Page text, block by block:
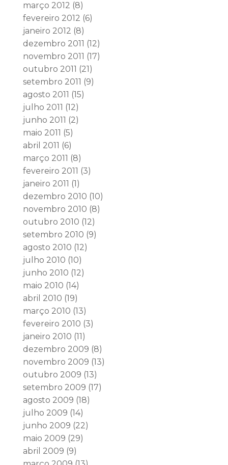
março 2012 (8)
fevereiro 2012 (6)
janeiro 2012 (8)
dezembro 2011 (12)
novembro 2011 (17)
outubro 2011 (21)
setembro 2011 (9)
agosto 2011 (15)
julho 2011 (12)
junho 2011 (2)
maio 2011 (5)
abril 2011 (6)
março 2011 (8)
fevereiro 2011 (3)
janeiro 2011 (1)
dezembro 2010 (10)
novembro 2010 (8)
outubro 2010 (12)
setembro 2010 (9)
agosto 2010 (12)
julho 2010 (10)
junho 2010 (12)
maio 2010 (14)
abril 2010 (19)
março 2010 (13)
fevereiro 2010 (3)
janeiro 2010 (11)
dezembro 2009 (8)
novembro 2009 (13)
outubro 2009 (13)
setembro 2009 (17)
agosto 2009 (18)
julho 2009 (14)
junho 2009 (22)
maio 2009 (29)
abril 2009 (9)